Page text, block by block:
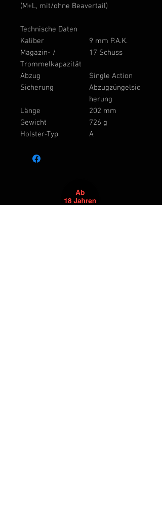
(M+L, mit/ohne Beavertail)
Technische Daten
Kaliber
9 mm P.A.K.
Magazin- /
Trommelkapazität
17 Schuss
Abzug
Single Action
Sicherung
Abzugzüngelsic
herung
Länge
202 mm
Gewicht
726 g
Holster-Typ
A